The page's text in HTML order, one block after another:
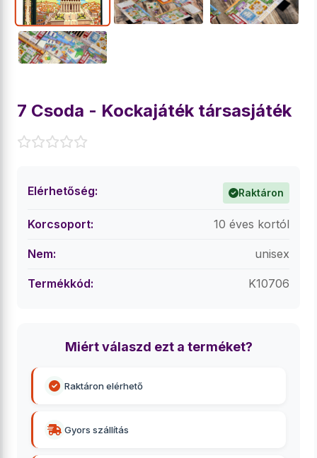
7 Csoda - Kockajáték társasjáték
Elérhetőség: Raktáron
Korcsoport: 10 éves kortól
Nem: unisex
Termékkód: K10706
Miért válaszd ezt a terméket?
Raktáron elérhető
Gyors szállítás